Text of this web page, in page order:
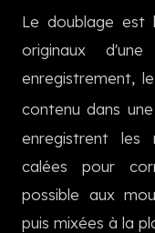
Le doublage est
originaux
enregistrement,
contenu dans
enregistrent les
calées pour
possible aux
puis mixées à la